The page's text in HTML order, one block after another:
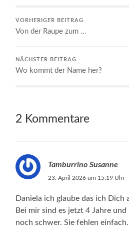
VORHERIGER BEITRAG
Von der Raupe zum …
NÄCHSTER BEITRAG
Wo kommt der Name her?
2 Kommentare
Tamburrino Susanne
23. April 2026 um 15:19 Uhr
Daniela ich glaube das ich Dich
Bei mir sind es jetzt 4 Jahre
noch schwer. Sie fehlen